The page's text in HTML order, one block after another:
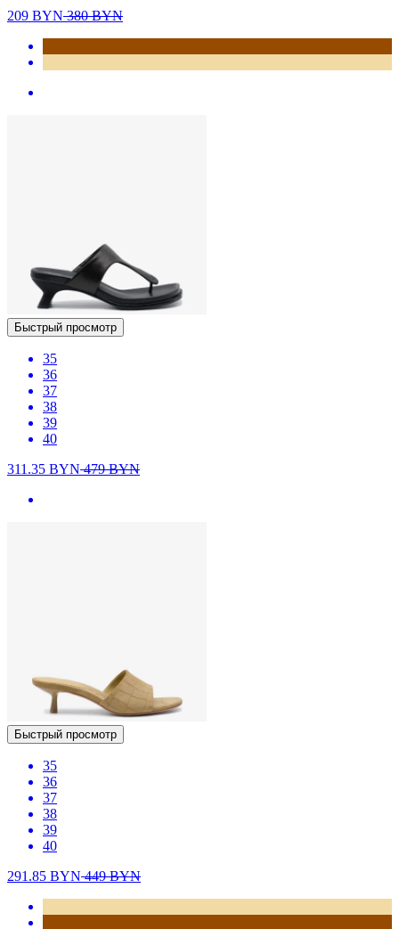
209 BYN380BYN
Быстрый просмотр
35
36
37
38
39
40
311.35 BYN479BYN
Быстрый просмотр
35
36
37
38
39
40
291.85 BYN449BYN